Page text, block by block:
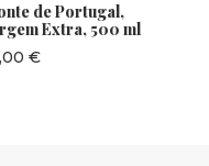
de Portugal,
Extra, 500 ml
€